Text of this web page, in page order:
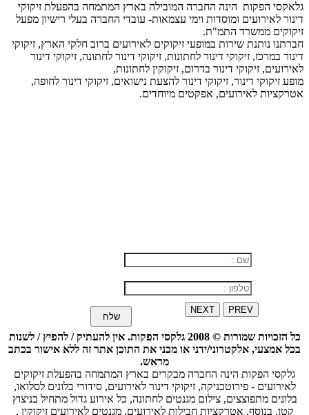
גלאקסי הפקות הינה החברה המובילה בארץ המתמחה בהפעלת זיקוקי
דינור לאירועים ומוסדות וימי עצמאות- עובדי החברה בעלי רישיון מפעל
זיקוקים ממשרד התמ"ת.
חברתנו נותנת שירות במופעי זיקוקים לאירועים ברוב חלקי הארץ, זיקוקי
דינור במרכז, זיקוקי דינור לחתונות, זיקוקי דינור לחתונה, זיקוקי דינור
לאירועים, זיקוקי דינור בדרום, זיקוקין לחתונות,
מופע זיקוקי דינור, זיקוקי דינור להצעת נישואים, זיקוקי דינור לחופה,
אטרקציות לאירועים, אפקטים מיוחדים.
PREV
NEXT
שלח
כל הזכויות שמורות © 2008 גלקסי הפקות. אין להעתיק / להפיץ / לשנות
בכל אמצעי, אלקטרוני/ידני או מכני את התוכן אתר זה ללא אישור בכתב
מראש.
גלקסי הפקות הינה החברה מבקרים בארץ המתמחה בהפעלת זיקוקים
לאירועים - פירוטכניקה, זיקוקי דינור לאירועים, סידורי בלונים לסלואו,
בלונים מתפוצצים, צילום מגנטים לחתונה, כל אירוע גדול מתחיל בניצוץ
קטן. בנוסף, אטרקציות חבילות לאירועים, מגנטים לאירועים זיקוקין ,